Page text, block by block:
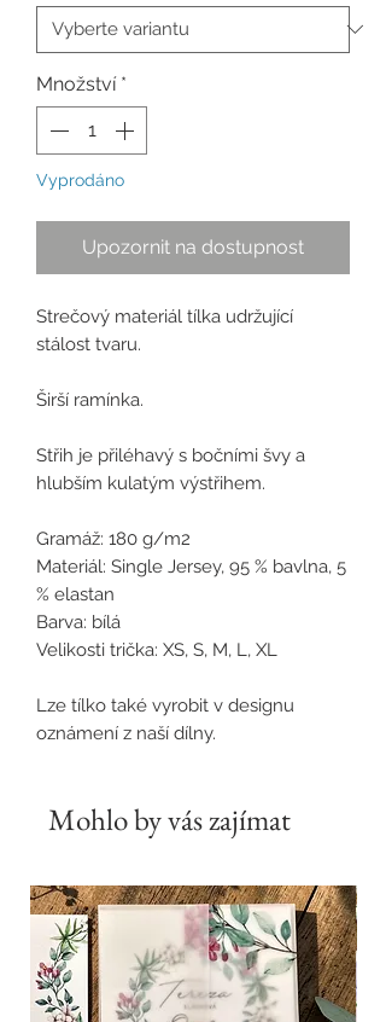
Množství *
Vyprodáno
Upozornit na dostupnost
Strečový materiál tílka udržující
stálost tvaru.
Širší ramínka.
Střih je přiléhavý s bočními švy a
hlubším kulatým výstřihem.
Gramáž: 180 g/m2
Materiál: Single Jersey, 95 % bavlna, 5
% elastan
Barva: bílá
Velikosti trička: XS, S, M, L, XL
Lze tílko také vyrobit v designu
oznámení z naší dílny.
Mohlo by vás zajímat